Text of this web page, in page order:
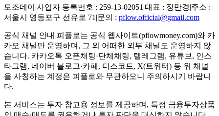
모조데이 |사업자 등록번호 : 259-13-02051|대표 : 정만경|주소 :
서울시 영등포구 선유로 71|문의 : pflow.official@gmail.com
공식 채널 안내 피플로는 공식 웹사이트(pflowmoney.com)와 카
카오 채널만 운영하며, 그 외 어떠한 외부 채널도 운영하지 않
습니다. 카카오톡 오픈채팅·단체채팅, 텔레그램, 유튜브, 인스
타그램, 네이버 블로그·카페, 디스코드, X(트위터) 등 위 채널
을 사칭하는 계정은 피플로와 무관하오니 주의하시기 바랍니
다.
본 서비스는 투자 참고용 정보를 제공하며, 특정 금융투자상품